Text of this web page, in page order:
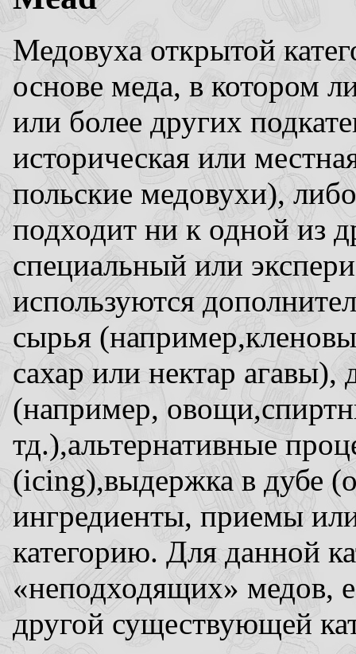
Медовуха открытой
основе меда, в котором
или более других
историческая или
польские медовухи),
подходит ни к одной из
специальный или
используются
сырья
сахар или нектар
(например,
тд.),альтернативные
(icing),выдержка в дубе
ингредиенты, приемы
категорию. Для данной
«неподходящих» медов,
другой существующей